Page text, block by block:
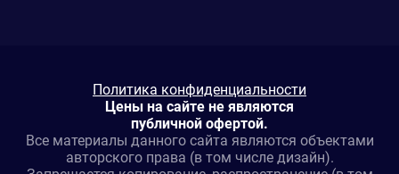
Цены на сайте не являются
публичной офертой.
Все материалы данного сайта являются объектами
авторского права (в том числе дизайн).
Политика конфиденциальности